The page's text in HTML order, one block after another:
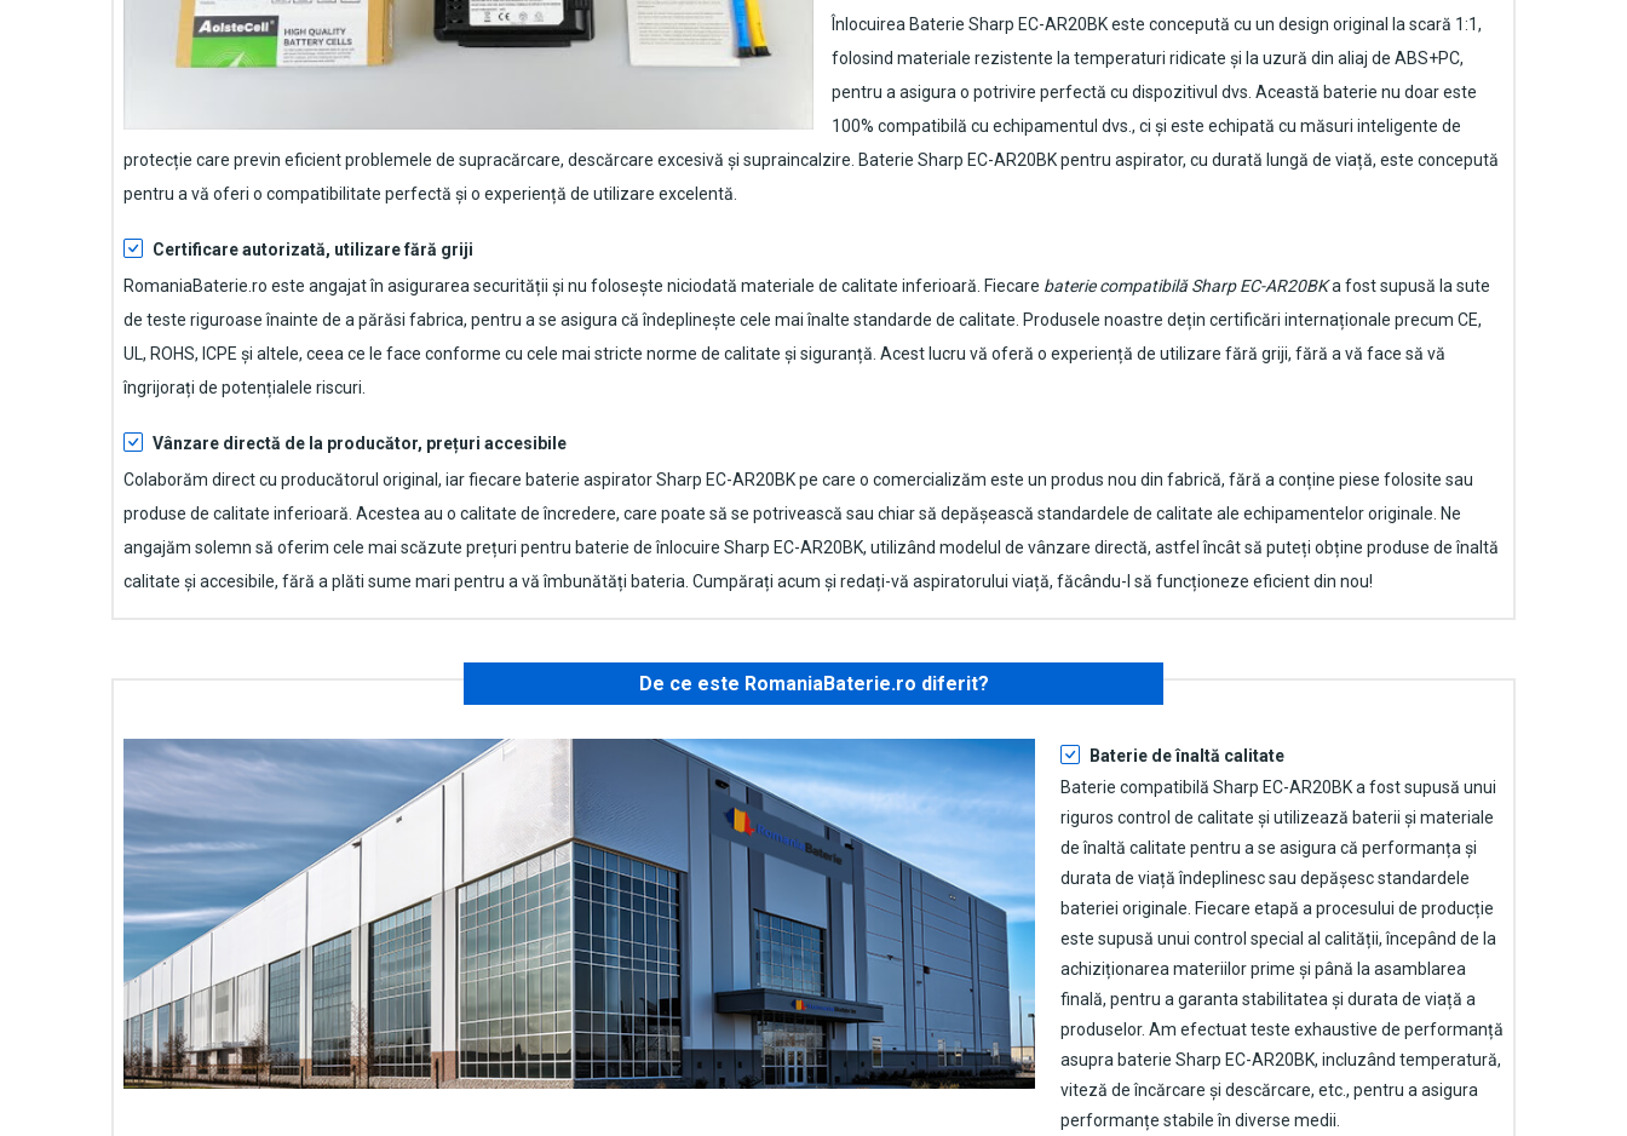
Înlocuirea Baterie Sharp EC-AR20BKeste concepută cu un design original la scară 1:1,
folosind materiale rezistente la temperaturi ridicate și la uzură din aliaj de ABS+PC,
pentru a asigura o potrivire perfectă cu dispozitivul dvs. Această baterie nu doar este
100% compatibilă cu echipamentul dvs., ci și este echipată cu măsuri inteligente de
protecție care previn eficient problemele de supracărcare, descărcare excesivă și supraincalzire. Baterie Sharp EC-AR20BK pentru aspirator, cu durată lungă de viață, este concepută
pentru a vă oferi o compatibilitate perfectă și o experiență de utilizare excelentă.
Certificare autorizată, utilizare fără griji
RomaniaBaterie.ro este angajat în asigurarea securității și nu folosește niciodată materiale de calitate inferioară. Fiecare baterie compatibilă Sharp EC-AR20BKa fost supusă la sute
de teste riguroase înainte de a părăsi fabrica, pentru a se asigura că îndeplinește cele mai înalte standarde de calitate. Produsele noastre dețin certificări internaționale precum CE,
UL, ROHS, ICPE și altele, ceea ce le face conforme cu cele mai stricte norme de calitate și siguranță. Acest lucru vă oferă o experiență de utilizare fără griji, fără a vă face să vă
îngrijorați de potențialele riscuri.
Vânzare directă de la producător, prețuri accesibile
Colaborăm direct cu producătorul original, iar fiecare baterie aspirator Sharp EC-AR20BKpe care o comercializăm este un produs nou din fabrică, fără a conține piese folosite sau
produse de calitate inferioară. Acestea au o calitate de încredere, care poate să se potrivească sau chiar să depășească standardele de calitate ale echipamentelor originale. Ne
angajăm solemn să oferim cele mai scăzute prețuri pentru baterie de înlocuire Sharp EC-AR20BK, utilizând modelul de vânzare directă, astfel încât să puteți obține produse de înaltă
calitate și accesibile, fără a plăti sume mari pentru a vă îmbunătăți bateria. Cumpărați acum și redați-vă aspiratorului viață, făcându-l să funcționeze eficient din nou!
De ce este RomaniaBaterie.ro diferit?
Baterie de înaltă calitate
Baterie compatibilă Sharp EC-AR20BKa fost supusă unui
riguros control de calitate și utilizează baterii și materiale
de înaltă calitate pentru a se asigura că performanța și
durata de viață îndeplinesc sau depășesc standardele
bateriei originale. Fiecare etapă a procesului de producție
este supusă unui control special al calității, începând de la
achiziționarea materiilor prime și până la asamblarea
finală, pentru a garanta stabilitatea și durata de viață a
produselor. Am efectuat teste exhaustive de performanță
asupra baterie Sharp EC-AR20BK, incluzând temperatură,
viteză de încărcare și descărcare, etc., pentru a asigura
performanțe stabile în diverse medii.